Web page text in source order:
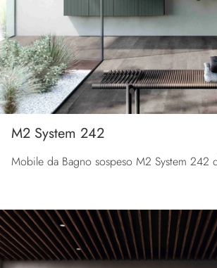
M2 System 242